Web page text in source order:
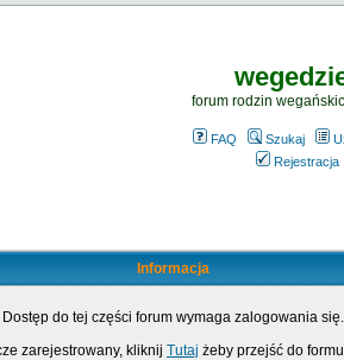
forum rodzin
FAQ Szukaj
Rejestracja
Informacja
Dostęp do tej części forum wymaga zalogowania się.
zarejestrowany, kliknij Tutaj żeby przejść do